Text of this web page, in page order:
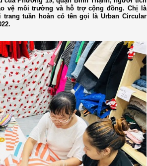
vệ môi trường và hỗ trợ cộng đồng. Chị là
tuần hoàn có tên gọi là Urban Circular